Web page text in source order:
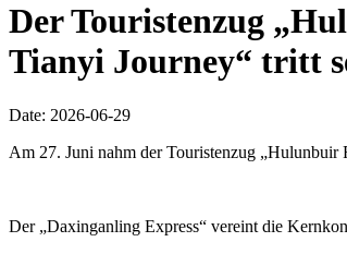
Der Touristenzug
Tianyi Journey“ tritt
Date: 2026-06-29
Am 27. Juni nahm der Touristenzug „Hulunbuir
Der „Daxinganling Express“ vereint die